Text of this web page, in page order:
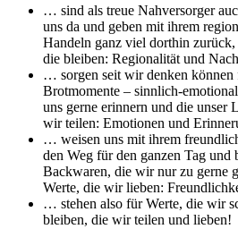
… sind als treue Nahversorger
uns da und geben mit ihrem
Handeln ganz viel dorthin zurück,
die bleiben: Regionalität und
… sorgen seit wir denken können
Brotmomente – sinnlich-
uns gerne erinnern und die unser
wir teilen: Emotionen und
… weisen uns mit ihrem
den Weg für den ganzen Tag und
Backwaren, die wir nur zu gerne
Werte, die wir lieben:
… stehen also für Werte, die wir
bleiben, die wir teilen und lieben!